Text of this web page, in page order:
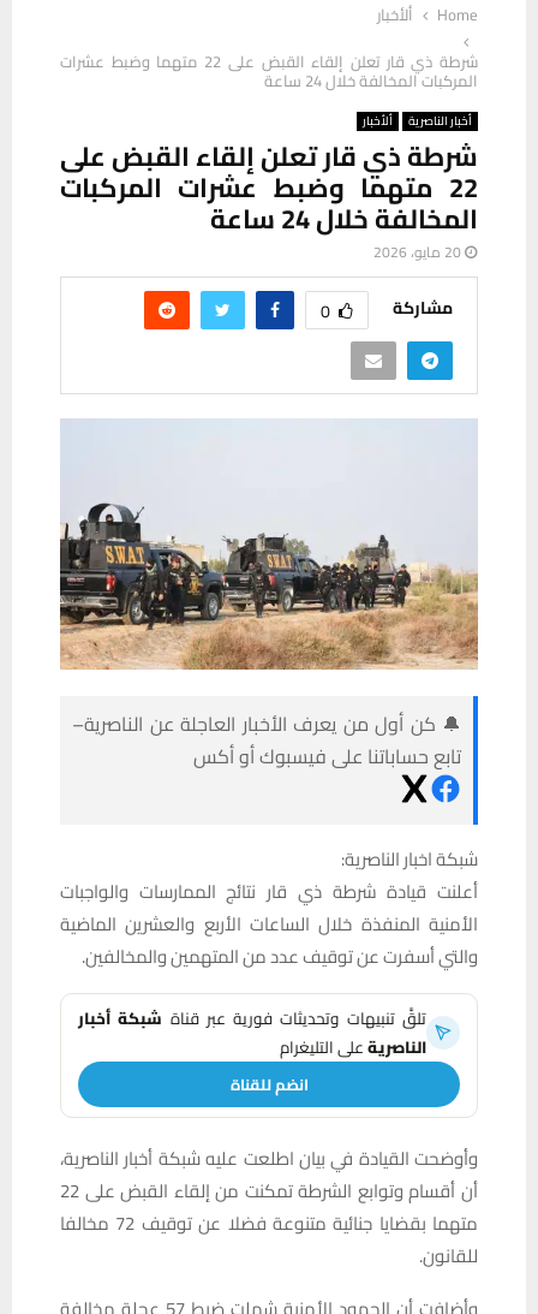
Home
ألأخبار
شرطة ذي قار تعلن إلقاء القبض على 22 متهما وضبط عشرات
المركبات المخالفة خلال 24 ساعة
أخبار الناصرية ألأخبار
شرطة ذي قار تعلن إلقاء القبض على
22 متهما وضبط عشرات المركبات
المخالفة خلال 24 ساعة
20 مايو، 2026
مشاركة 0
🔔 كن أول من يعرف الأخبار العاجلة عن الناصرية–
تابع حساباتنا على فيسبوك أو أكس
شبكة اخبار الناصرية:
أعلنت قيادة شرطة ذي قار نتائج الممارسات والواجبات
الأمنية المنفذة خلال الساعات الأربع والعشرين الماضية
والتي أسفرت عن توقيف عدد من المتهمين والمخالفين.
تلقَّ تنبيهات وتحديثات فورية عبر قناة شبكة أخبار
الناصريةعلى التليغرام
انضم للقناة
وأوضحت القيادة في بيان اطلعت عليه شبكة أخبار الناصرية،
أن أقسام وتوابع الشرطة تمكنت من إلقاء القبض على 22
متهما بقضايا جنائية متنوعة فضلا عن توقيف 72 مخالفا
للقانون.